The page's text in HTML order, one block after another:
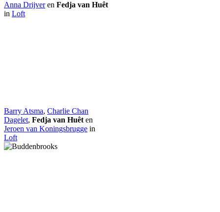
Anna Drijveren Fedja van Huêt
in Loft
Barry Atsma, Charlie Chan
Dagelet, Fedja van Huêt en
Jeroen van Koningsbrugge in
Loft